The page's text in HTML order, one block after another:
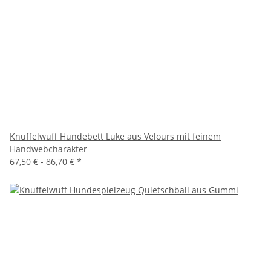
Knuffelwuff Hundebett Luke aus Velours mit feinem
Handwebcharakter
67,50 € - 86,70 € *